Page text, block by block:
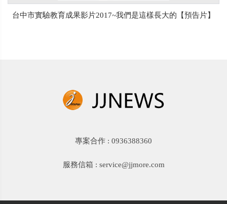
台中市實驗教育成果影片2017~我們是這樣長大的【預告片】
專案合作 : 0936388360
服務信箱 : service@jjmore.com